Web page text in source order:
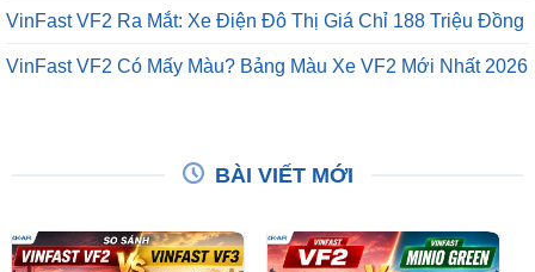
VinFast VF2 Ra Mắt: Xe Điện Đô Thị Giá Chỉ 188 Triệu Đồng
VinFast VF2 Có Mấy Màu? Bảng Màu Xe VF2 Mới Nhất 2026
BÀI VIẾT MỚI